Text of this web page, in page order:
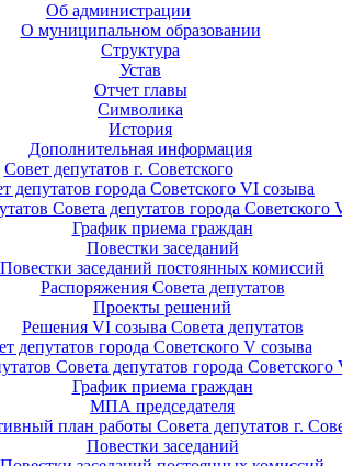
Об администрации
О муниципальном образовании
Структура
Устав
Отчет главы
Символика
История
Дополнительная информация
Совет депутатов г. Советского
депутатов города Советского VI созыва
Совета депутатов города Советского
График приема граждан
Повестки заседаний
Повестки заседаний постоянных комиссий
Распоряжения Совета депутатов
Проекты решений
Решения VI созыва Совета депутатов
депутатов города Советского V созыва
Совета депутатов города Советского
График приема граждан
МПА председателя
план работы Совета депутатов г.
Повестки заседаний